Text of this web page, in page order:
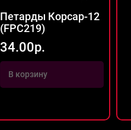
Петарды Корсар-12
(FPC219)
34.00р.
В корзину